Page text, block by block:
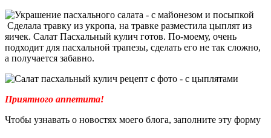
Сделала травку из укропа, на травке разместила цыплят из
яичек. Салат Пасхальный кулич готов. По-моему, очень
подходит для пасхальной трапезы, сделать его не так сложно,
а получается забавно.
Приятного аппетита!
Чтобы узнавать о новостях моего блога, заполните эту форму